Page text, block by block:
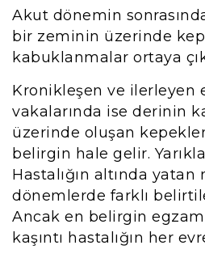
Akut dönemin
bir zeminin üzerinde
kabuklanmalar ortaya
Kronikleşen ve ilerleyen
vakalarında ise derinin
üzerinde oluşan
belirgin hale gelir.
Hastalığın altında yatan
dönemlerde farklı
Ancak en belirgin
kaşıntı hastalığın her